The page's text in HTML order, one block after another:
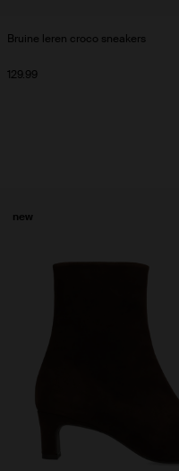
Bruine leren croco sneakers
129.99
new